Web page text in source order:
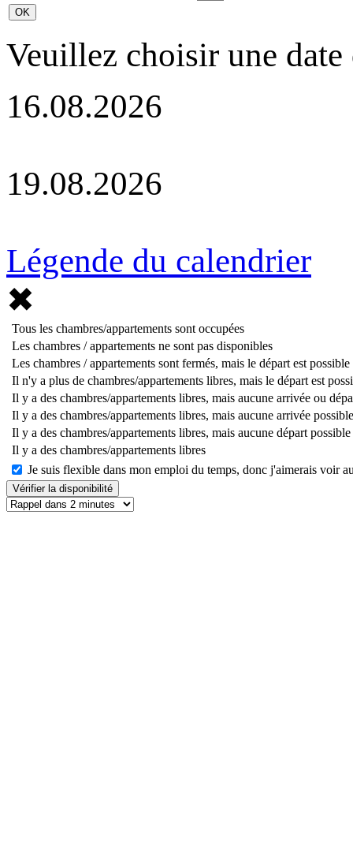
Veuillez choisir une date
16.08.2026
19.08.2026
Légende du calendrier
✖
Tous les chambres/appartements sont occupées
Les chambres / appartements ne sont pas disponibles
Les chambres / appartements sont fermés, mais le départ est possible
Il n'y a plus de chambres/appartements libres, mais le départ est
Il y a des chambres/appartements libres, mais aucune arrivée ou
Il y a des chambres/appartements libres, mais aucune arrivée possible
Il y a des chambres/appartements libres, mais aucune départ possible
Il y a des chambres/appartements libres
Je suis flexible dans mon emploi du temps, donc j'aimerais voir